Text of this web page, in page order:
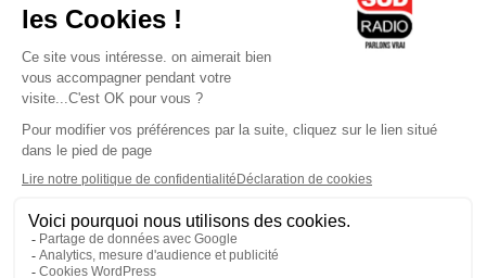
olympique-et-lyonnais.com
L'application Iphone / Android
Téléchargez l'application
Les cookies
Gestion des cookies
Crédit photos : ©Sud Radio / Pierre Olivier